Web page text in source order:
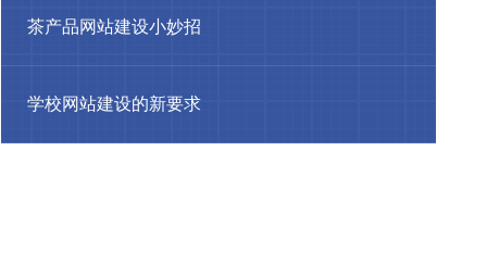
茶产品网站建设小妙招
学校网站建设的新要求